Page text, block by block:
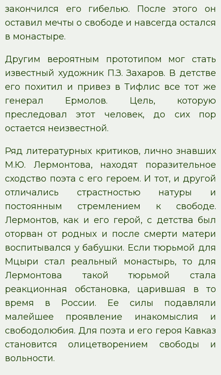
закончился его гибелью. После этого он
оставил мечты о свободе и навсегда остался
в монастыре.
Другим вероятным прототипом мог стать
известный художник П.З. Захаров. В детстве
его похитил и привез в Тифлис все тот же
генерал Ермолов. Цель, которую
преследовал этот человек, до сих пор
остается неизвестной.
Ряд литературных критиков, лично знавших
М.Ю. Лермонтова, находят поразительное
сходство поэта с его героем. И тот, и другой
отличались страстностью натуры и
постоянным стремлением к свободе.
Лермонтов, как и его герой, с детства был
оторван от родных и после смерти матери
воспитывался у бабушки. Если тюрьмой для
Мцыри стал реальный монастырь, то для
Лермонтова такой тюрьмой стала
реакционная обстановка, царившая в то
время в России. Ее силы подавляли
малейшее проявление инакомыслия и
свободолюбия. Для поэта и его героя Кавказ
становится олицетворением свободы и
вольности.